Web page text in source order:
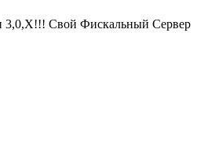
3,0,Х!!! Свой Фискальный Сервер